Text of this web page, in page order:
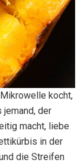
kocht,
der
macht, liebe
in der
die Streifen